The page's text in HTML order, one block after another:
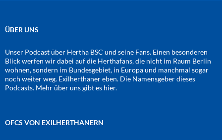
ÜBER UNS
Unser Podcast über Hertha BSC und seine Fans. Einen besonderen
Blick werfen wir dabei auf die Herthafans, die nicht im Raum Berlin
wohnen, sondern im Bundesgebiet, in Europa und manchmal sogar
noch weiter weg. Exilherthaner eben. Die Namensgeber dieses
Podcasts. Mehr über uns gibt es hier.
OFCS VON EXILHERTHANERN